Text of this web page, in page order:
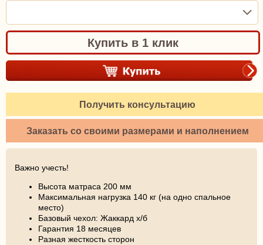
Купить в 1 клик
Получить консультацию
Заказать со своими размерами и наполнением
Важно учесть!
Высота матраса 200 мм
Максимальная нагрузка 140 кг (на одно спальное
место)
Базовый чехол: Жаккард х/б
Гарантия 18 месяцев
Разная жесткость сторон